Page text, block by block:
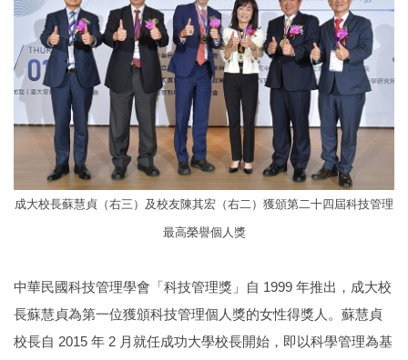
成大校長蘇慧貞（右三）及校友陳其宏（右二）獲頒第二十四屆科技管理
最高榮譽個人獎
中華民國科技管理學會「科技管理獎」自 1999 年推出，成大校
長蘇慧貞為第一位獲頒科技管理個人獎的女性得獎人。蘇慧貞
校長自 2015 年 2 月就任成功大學校長開始，即以科學管理為基